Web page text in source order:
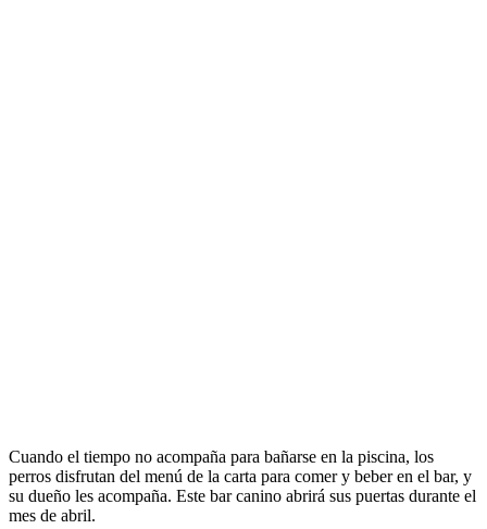
Cuando el tiempo no acompaña para bañarse en la piscina, los
perros disfrutan del menú de la carta para comer y beber en el bar, y
su dueño les acompaña. Este bar canino abrirá sus puertas durante el
mes de abril.